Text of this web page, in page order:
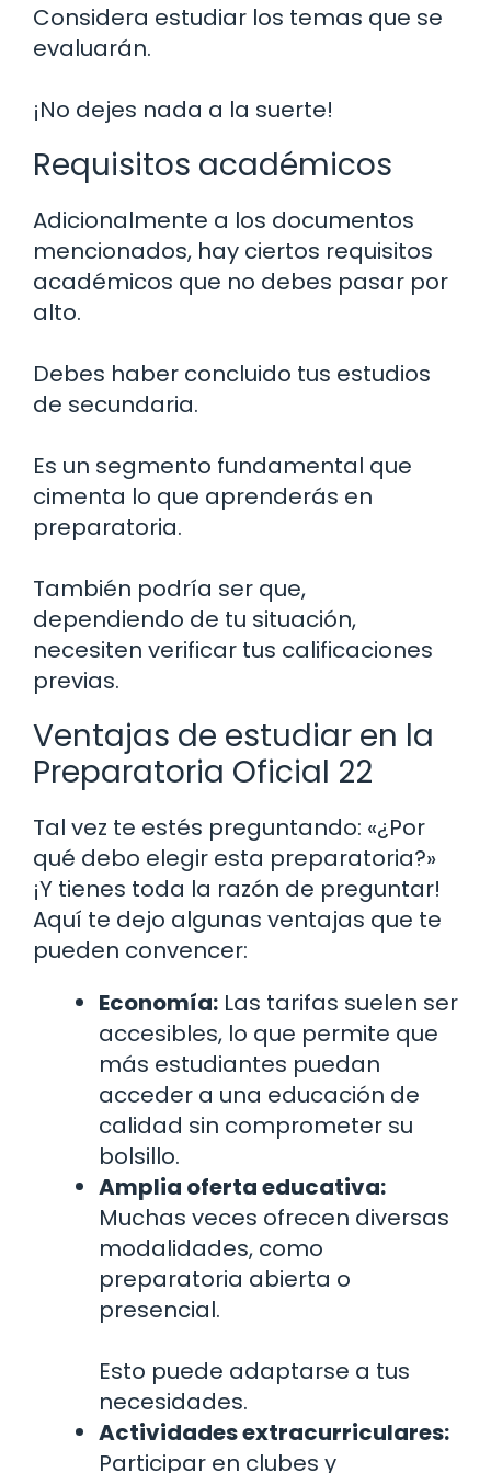
Considera estudiar los temas que se
evaluarán.
¡No dejes nada a la suerte!
Requisitos académicos
Adicionalmente a los documentos
mencionados, hay ciertos requisitos
académicos que no debes pasar por
alto.
Debes haber concluido tus estudios
de secundaria.
Es un segmento fundamental que
cimenta lo que aprenderás en
preparatoria.
También podría ser que,
dependiendo de tu situación,
necesiten verificar tus calificaciones
previas.
Ventajas de estudiar en la
Preparatoria Oficial 22
Tal vez te estés preguntando: «¿Por
qué debo elegir esta preparatoria?»
¡Y tienes toda la razón de preguntar!
Aquí te dejo algunas ventajas que te
pueden convencer:
Economía: Las tarifas suelen ser
accesibles, lo que permite que
más estudiantes puedan
acceder a una educación de
calidad sin comprometer su
bolsillo.
Amplia oferta educativa:
Muchas veces ofrecen diversas
modalidades, como
preparatoria abierta o
presencial.
Esto puede adaptarse a tus
necesidades.
Actividades extracurriculares:
Participar en clubes y